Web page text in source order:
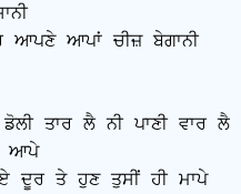
ਆਪਣੇ ਆਪਾਂ ਚੀਜ਼ ਬੇਗਾਨੀ
ਤਾਰ ਲੈ ਨੀ ਪਾਣੀ ਵਾਰ ਲੈ
ਆਪੇ
ਦੂਰ ਤੇ ਹੁਣ ਤੁਸੀਂ ਹੀ ਮਾਪੇ